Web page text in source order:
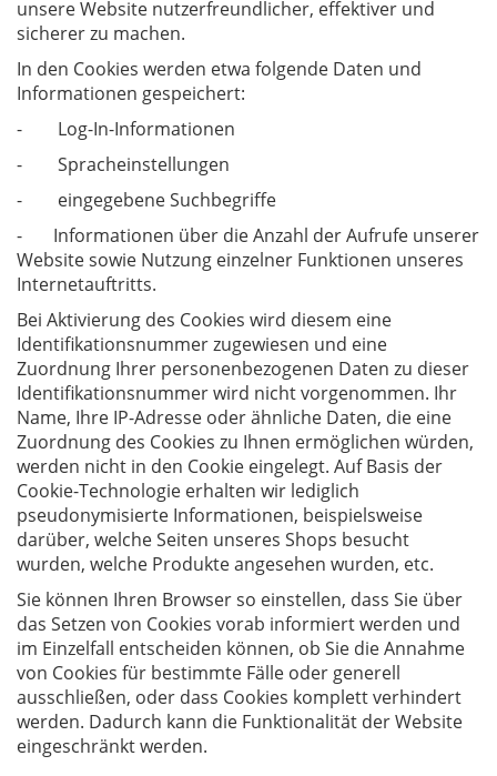
unsere Website nutzerfreundlicher, effektiver und
sicherer zu machen.
In den Cookies werden etwa folgende Daten und
Informationen gespeichert:
- Log-In-Informationen
- Spracheinstellungen
- eingegebene Suchbegriffe
- Informationen über die Anzahl der Aufrufe unserer
Website sowie Nutzung einzelner Funktionen unseres
Internetauftritts.
Bei Aktivierung des Cookies wird diesem eine
Identifikationsnummer zugewiesen und eine
Zuordnung Ihrer personenbezogenen Daten zu dieser
Identifikationsnummer wird nicht vorgenommen. Ihr
Name, Ihre IP-Adresse oder ähnliche Daten, die eine
Zuordnung des Cookies zu Ihnen ermöglichen würden,
werden nicht in den Cookie eingelegt. Auf Basis der
Cookie-Technologie erhalten wir lediglich
pseudonymisierte Informationen, beispielsweise
darüber, welche Seiten unseres Shops besucht
wurden, welche Produkte angesehen wurden, etc.
Sie können Ihren Browser so einstellen, dass Sie über
das Setzen von Cookies vorab informiert werden und
im Einzelfall entscheiden können, ob Sie die Annahme
von Cookies für bestimmte Fälle oder generell
ausschließen, oder dass Cookies komplett verhindert
werden. Dadurch kann die Funktionalität der Website
eingeschränkt werden.